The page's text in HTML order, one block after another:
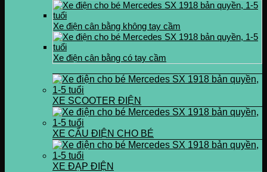
Xe điện cân bằng không tay cầm
Xe điện cân bằng có tay cầm
XE SCOOTER ĐIỆN
XE CẨU ĐIỆN CHO BÉ
XE ĐẠP ĐIỆN